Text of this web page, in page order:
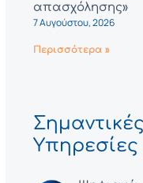
απασχόλησης»
7 Αυγούστου, 2026
Περισσότερα »
Σημαντικές
Υπηρεσίες